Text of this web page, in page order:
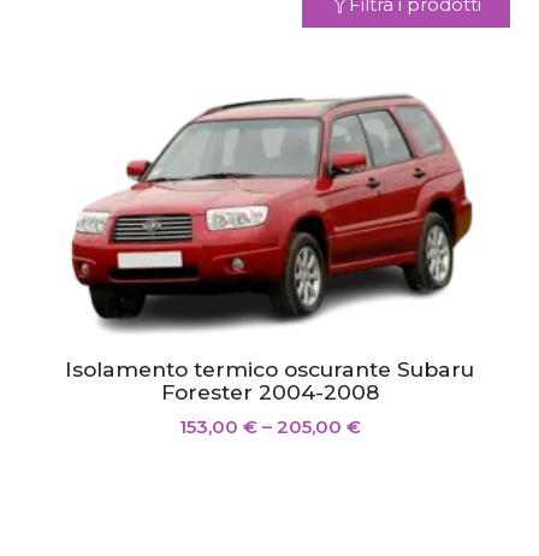
Isolamento termico oscurante Subaru
Forester 2004-2008
153,00 € – 205,00 €